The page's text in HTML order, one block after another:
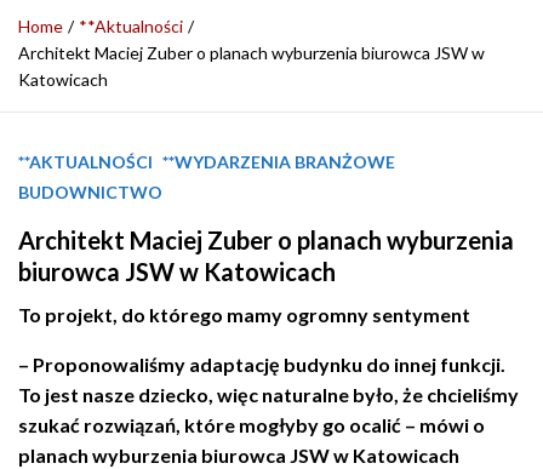
Home
**Aktualności
Architekt Maciej Zuber o planach wyburzenia biurowca JSW w
Katowicach
**AKTUALNOŚCI **WYDARZENIA BRANŻOWE
BUDOWNICTWO
Architekt Maciej Zuber o planach wyburzenia
biurowca JSW w Katowicach
To projekt, do którego mamy ogromny sentyment
– Proponowaliśmy adaptację budynku do innej funkcji.
To jest nasze dziecko, więc naturalne było, że chcieliśmy
szukać rozwiązań, które mogłyby go ocalić – mówi o
planach wyburzenia biurowca JSW w Katowicach